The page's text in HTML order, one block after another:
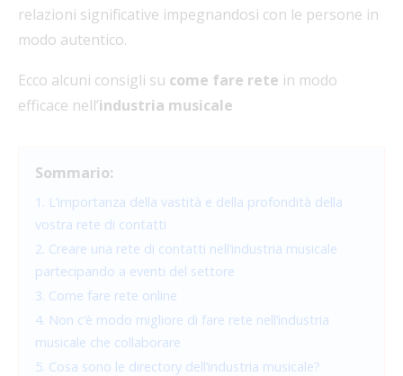
relazioni significative impegnandosi con le persone in
modo autentico.
Ecco alcuni consigli su come fare rete in modo
efficace nell’industria musicale
Sommario:
1. L’importanza della vastità e della profondità della
vostra rete di contatti
2. Creare una rete di contatti nell’industria musicale
partecipando a eventi del settore
3. Come fare rete online
4. Non c’è modo migliore di fare rete nell’industria
musicale che collaborare
5. Cosa sono le directory dell’industria musicale?